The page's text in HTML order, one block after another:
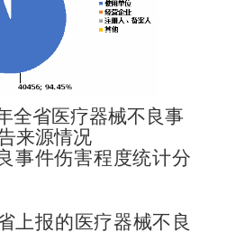
全省医疗器械不良事
来源情况
事件伤害程度统计分
上报的医疗器械不良